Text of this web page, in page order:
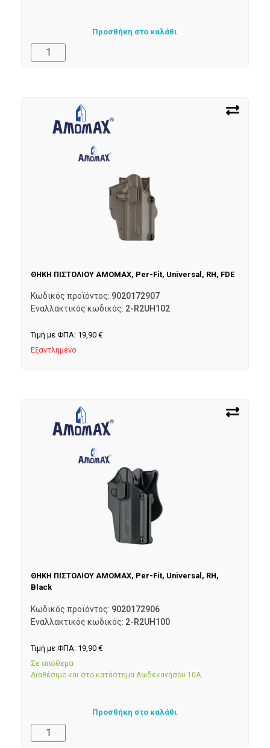
Προσθήκη στο καλάθι
ΘΗΚΗ ΠΙΣΤΟΛΙΟΥ AMOMAX, Per-Fit, Universal, RH, FDE
Κωδικός προϊόντος: 9020172907
Εναλλακτικός κωδικός: 2-R2UH102
Τιμή με ΦΠΑ: 19,90 €
Εξαντλημένο
ΘΗΚΗ ΠΙΣΤΟΛΙΟΥ AMOMAX, Per-Fit, Universal, RH,
Black
Κωδικός προϊόντος: 9020172906
Εναλλακτικός κωδικός: 2-R2UH100
Τιμή με ΦΠΑ: 19,90 €
Σε απόθεμα
Διαθέσιμο και στο κατάστημα Δωδεκανήσου 10Α
Προσθήκη στο καλάθι